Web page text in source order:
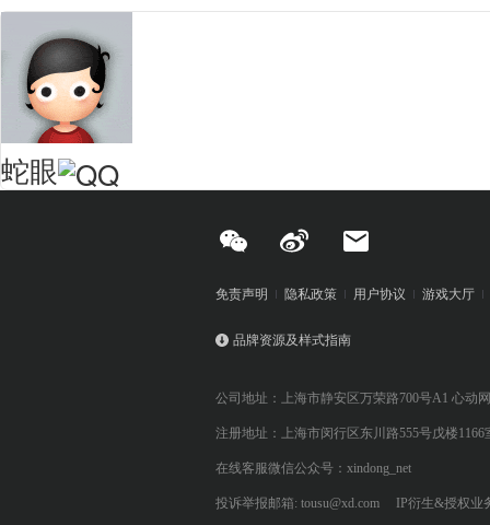
蛇眼
免责声明 隐私政策 用户协议 游戏大厅
品牌资源及样式指南
公司地址：上海市静安区万荣路700号A1 心动
注册地址：上海市闵行区东川路555号戊楼1166
在线客服微信公众号：xindong_net
投诉举报邮箱: tousu@xd.com IP衍生&授权业